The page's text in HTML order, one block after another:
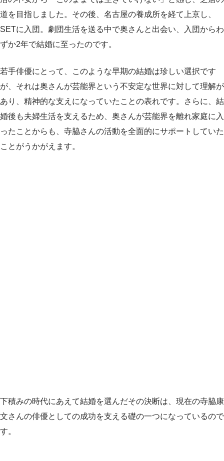
道を目指しました。その後、名古屋の養成所を経て上京し、
SETに入団。劇団生活を送る中で奥さんと出会い、入団からわ
ずか2年で結婚に至ったのです。
若手俳優にとって、このような早期の結婚は珍しい選択です
が、それは奥さんが芸能界という不安定な世界に対して理解が
あり、精神的な支えになっていたことの表れです。さらに、結
婚後も夫婦生活を支えるため、奥さんが芸能界を離れ家庭に入
ったことからも、寺脇さんの活動を全面的にサポートしていた
ことがうかがえます。
下積みの時代にあえて結婚を選んだその決断は、現在の寺脇康
文さんの俳優としての成功を支える礎の一つになっているので
す。